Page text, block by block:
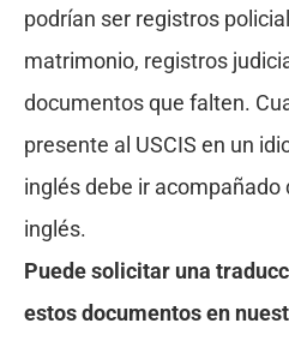
podrían ser registros
matrimonio, registros
documentos que falten.
presente al USCIS en un
inglés debe ir acompañado
inglés.
Puede solicitar una
estos documentos en